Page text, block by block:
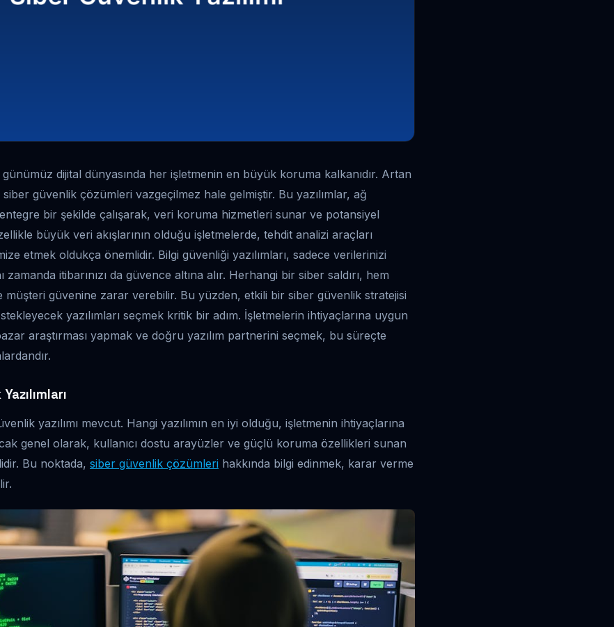
günümüz dijital dünyasında her işletmenin en büyük koruma kalkanıdır. Artan
güvenlik çözümleri vazgeçilmez hale gelmiştir. Bu yazılımlar, ağ
entegre bir şekilde çalışarak, veri koruma hizmetleri sunar ve potansiyel
büyük veri akışlarının olduğu işletmelerde, tehdit analizi araçları
etmek oldukça önemlidir. Bilgi güvenliği yazılımları, sadece verilerinizi
itibarınızı da güvence altına alır. Herhangi bir siber saldırı, hem
müşteri güvenine zarar verebilir. Bu yüzden, etkili bir siber güvenlik stratejisi
yazılımları seçmek kritik bir adım. İşletmelerin ihtiyaçlarına uygun
araştırması yapmak ve doğru yazılım partnerini seçmek, bu süreçte
yazılımı mevcut. Hangi yazılımın en iyi olduğu, işletmenin ihtiyaçlarına
genel olarak, kullanıcı dostu arayüzler ve güçlü koruma özellikleri sunan
Bu noktada, siber güvenlik çözümleri hakkında bilgi edinmek, karar verme